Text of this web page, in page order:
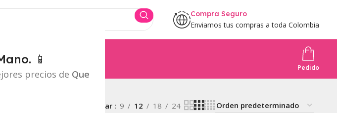
📱
precios de Que
Compra Seguro
Enviamos tus compras a toda Colombia
Pedido
Mostrar 9 12 18 24